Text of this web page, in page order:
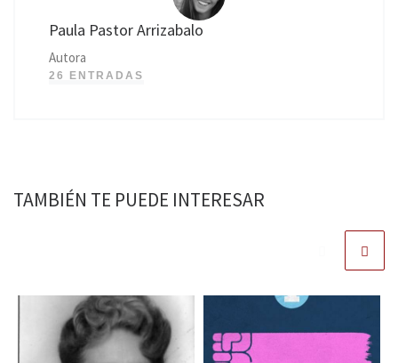
Paula Pastor Arrizabalo
Autora
26 ENTRADAS
TAMBIÉN TE PUEDE INTERESAR